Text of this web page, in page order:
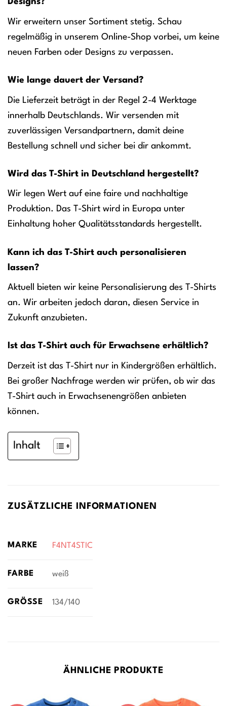
Wir erweitern unser Sortiment stetig. Schau
regelmäßig in unserem Online-Shop vorbei, um keine
neuen Farben oder Designs zu verpassen.
Wie lange dauert der Versand?
Die Lieferzeit beträgt in der Regel 2-4 Werktage
innerhalb Deutschlands. Wir versenden mit
zuverlässigen Versandpartnern, damit deine
Bestellung schnell und sicher bei dir ankommt.
Wird das T-Shirt in Deutschland hergestellt?
Wir legen Wert auf eine faire und nachhaltige
Produktion. Das T-Shirt wird in Europa unter
Einhaltung hoher Qualitätsstandards hergestellt.
Kann ich das T-Shirt auch personalisieren
lassen?
Aktuell bieten wir keine Personalisierung des T-Shirts
an. Wir arbeiten jedoch daran, diesen Service in
Zukunft anzubieten.
Ist das T-Shirt auch für Erwachsene erhältlich?
Derzeit ist das T-Shirt nur in Kindergrößen erhältlich.
Bei großer Nachfrage werden wir prüfen, ob wir das
T-Shirt auch in Erwachsenengrößen anbieten
können.
Inhalt
ZUSÄTZLICHE INFORMATIONEN
MARKE F4NT4STIC
FARBE weiß
GRÖSSE 134/140
ÄHNLICHE PRODUKTE